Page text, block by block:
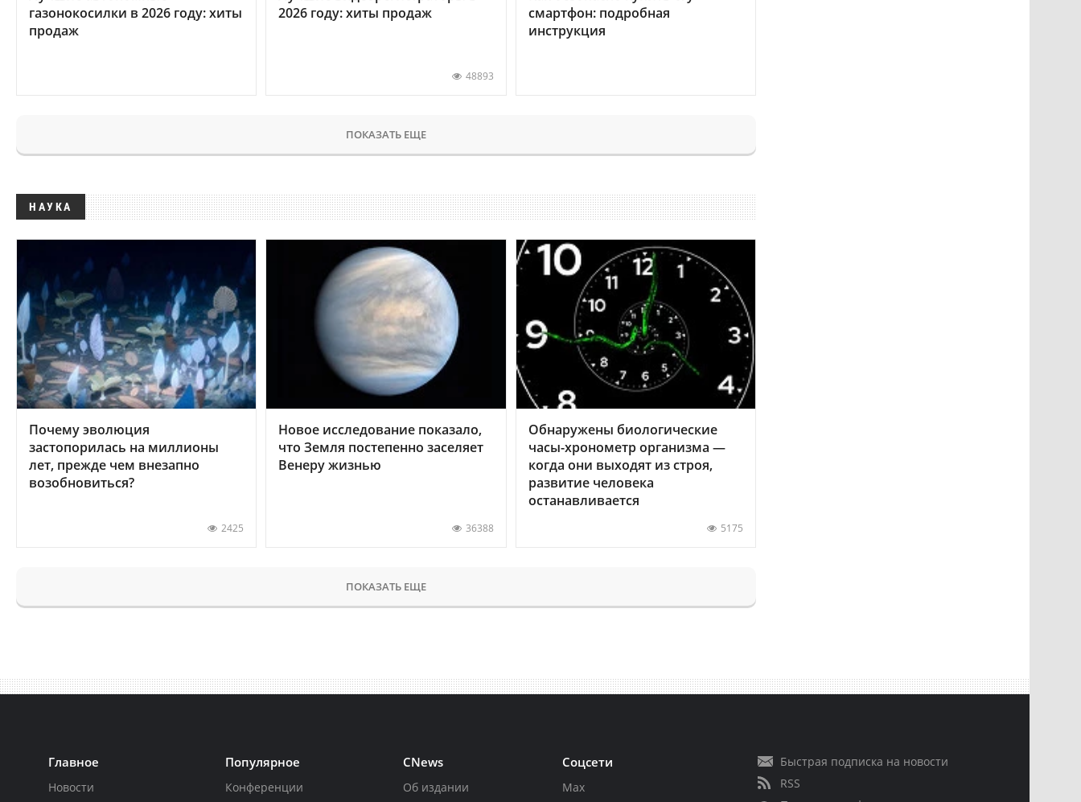
газонокосилки в 2026 году: хиты
продаж
2026 году: хиты продаж
48893
смартфон: подробная
инструкция
ПОКАЗАТЬ ЕЩЕ
НАУКА
Почему эволюция
застопорилась на миллионы
лет, прежде чем внезапно
возобновиться?
2425
Новое исследование показало,
что Земля постепенно заселяет
Венеру жизнью
36388
Обнаружены биологические
часы-хронометр организма —
когда они выходят из строя,
развитие человека
останавливается
5175
ПОКАЗАТЬ ЕЩЕ
Главное
Новости
Популярное
Конференции
CNews
Об издании
Соцсети
Max
Быстрая подписка на новости
RSS